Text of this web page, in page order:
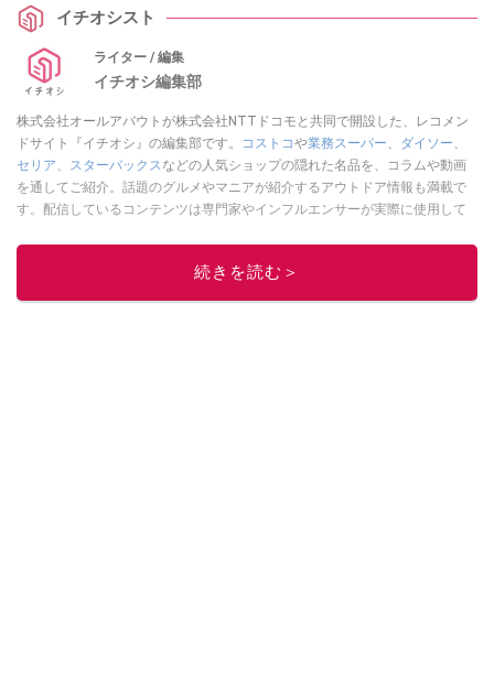
イチオシスト
ライター / 編集
イチオシ編集部
株式会社オールアバウトが株式会社NTTドコモと共同で開設した、レコメン
ドサイト『イチオシ』の編集部です。
コストコや業務スーパー、 ダイソー、
セリア、 スターバックスなどの人気ショップの隠れた名品を、コラムや動画
を通してご紹介。話題のグルメやマニアが紹介するアウトドア情報も満載で
す。配信しているコンテンツは専門家やインフルエンサーが実際に使用して
ニュースでフォロー
続きを読む＞